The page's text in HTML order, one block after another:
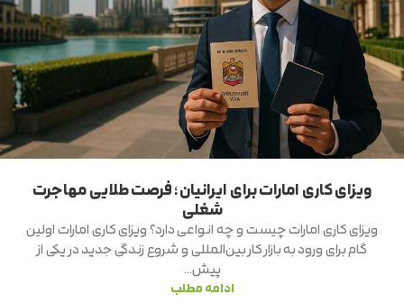
ویزای کاری امارات برای ایرانیان؛ فرصت طلایی مهاجرت
شغلی
ویزای کاری امارات چیست و چه انواعی دارد؟ ویزای کاری امارات اولین
گام برای ورود به بازار کار بین‌المللی و شروع زندگی جدید در یکی از
پیش...
ادامه مطلب